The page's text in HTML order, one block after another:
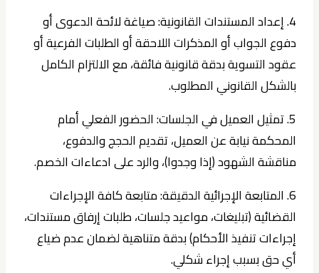
4. إعداد المستندات القانونية:
صياغة لائحة الدعوى أو
دفوع الجواب أو المذكرات اللاحقة أو الطلبات الفرعية أو
عقود التسوية بدقة قانونية فائقة، مع الالتزام الكامل
بالشكل القانوني المطلوب.
5. تمثيل العميل في الجلسات:
الحضور الفعلي أمام
المحكمة نيابة عن العميل، تقديم الحجج والدفوع،
مناقشة الشهود (إذا وجدوا)، والرد على ادعاءات الخصم.
6. المتابعة الإجرائية الدقيقة:
متابعة كافة الإجراءات
القضائية (تبليغات، مواعيد جلسات، طلبات إرفاق مستندات،
إجراءات تنفيذ الأحكام) بدقة متناهية لضمان عدم ضياع
أي حق بسبب إجراء شكلي.